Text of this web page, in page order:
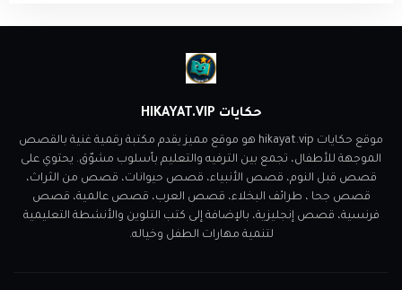
حكايات HIKAYAT.VIP
موقع حكايات hikayat.vip هو موقع مميز يقدم مكتبة رقمية غنية بالقصص
الموجهة للأطفال، تجمع بين الترفيه والتعليم بأسلوب مشوّق. يحتوي على
قصص قبل النوم، قصص الأنبياء، قصص حيوانات، قصص من الثراث،
قصص جحا ، طرائف البخلاء، قصص العرب، قصص عالمية، قصص
فرنسية، قصص إنجليزية، بالإضافة إلى كتب التلوين والأنشطة التعليمية
لتنمية مهارات الطفل وخياله.